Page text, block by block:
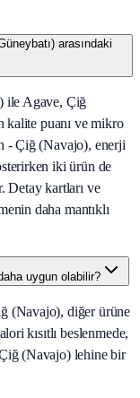
arasındaki
ile Agave, Çiğ
kalite puanı ve mikro
- Çiğ (Navajo), enerji
iki ürün de
Detay kartları ve
daha mantıklı
uygun olabilir?
(Navajo), diğer ürüne
kısıtlı beslenmede,
(Navajo) lehine bir